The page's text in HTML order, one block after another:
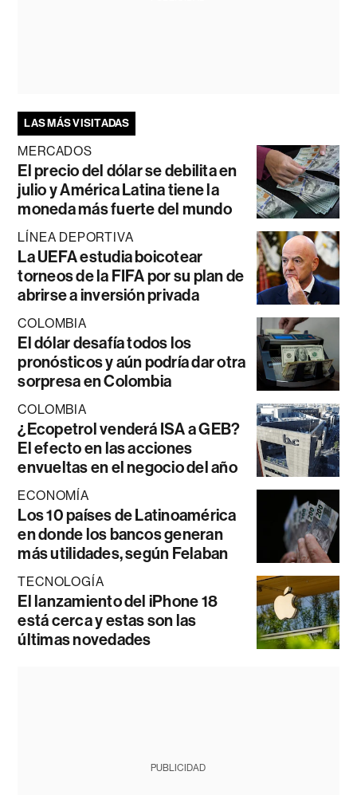
LAS MÁS VISITADAS
MERCADOS
El precio del dólar se debilita en
julio y América Latina tiene la
moneda más fuerte del mundo
LÍNEA DEPORTIVA
La UEFA estudia boicotear
torneos de la FIFA por su plan de
abrirse a inversión privada
COLOMBIA
El dólar desafía todos los
pronósticos y aún podría dar otra
sorpresa en Colombia
COLOMBIA
¿Ecopetrol venderá ISA a GEB?
El efecto en las acciones
envueltas en el negocio del año
ECONOMÍA
Los 10 países de Latinoamérica
en donde los bancos generan
más utilidades, según Felaban
TECNOLOGÍA
El lanzamiento del iPhone 18
está cerca y estas son las
últimas novedades
PUBLICIDAD